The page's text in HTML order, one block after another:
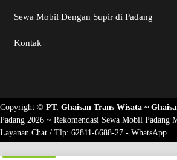
Sewa Mobil Dengan Supir di Padang
Kontak
Copyright © PT. Ghaisan Trans Wisata ~
Padang 2026 ~ Rekomendasi Sewa Mobil Padang
Layanan Chat / Tlp: 62811-6688-27 - WhatsApp